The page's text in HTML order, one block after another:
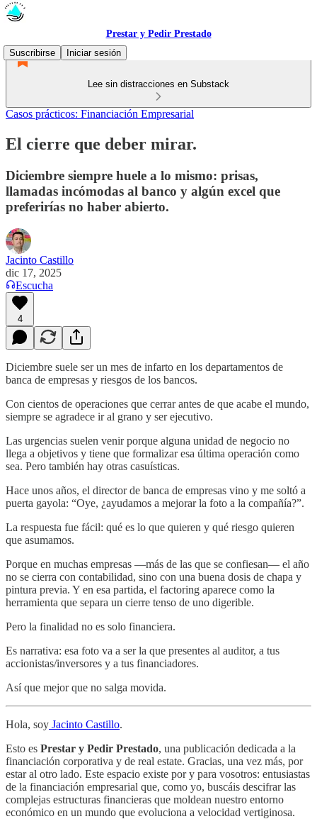
Prestar y Pedir Prestado
Suscribirse
Iniciar sesión
Lee sin distracciones en Substack
Casos prácticos: Financiación Empresarial
El cierre que deber mirar.
Diciembre siempre huele a lo mismo: prisas,
llamadas incómodas al banco y algún excel que
preferirías no haber abierto.
Jacinto Castillo
dic 17, 2025
Escucha
4
Diciembre suele ser un mes de infarto en los departamentos de
banca de empresas y riesgos de los bancos.
Con cientos de operaciones que cerrar antes de que acabe el mundo,
siempre se agradece ir al grano y ser ejecutivo.
Las urgencias suelen venir porque alguna unidad de negocio no
llega a objetivos y tiene que formalizar esa última operación como
sea. Pero también hay otras casuísticas.
Hace unos años, el director de banca de empresas vino y me soltó a
puerta gayola: “Oye, ¿ayudamos a mejorar la foto a la compañía?”.
La respuesta fue fácil: qué es lo que quieren y qué riesgo quieren
que asumamos.
Porque en muchas empresas —más de las que se confiesan— el año
no se cierra con contabilidad, sino con una buena dosis de chapa y
pintura previa. Y en esa partida, el factoring aparece como la
herramienta que separa un cierre tenso de uno digerible.
Pero la finalidad no es solo financiera.
Es narrativa: esa foto va a ser la que presentes al auditor, a tus
accionistas/inversores y a tus financiadores.
Así que mejor que no salga movida.
Hola, soy Jacinto Castillo.
Esto es Prestar y Pedir Prestado, una publicación dedicada a la
financiación corporativa y de real estate. Gracias, una vez más, por
estar al otro lado. Este espacio existe por y para vosotros: entusiastas
de la financiación empresarial que, como yo, buscáis descifrar las
complejas estructuras financieras que moldean nuestro entorno
económico en un mundo que evoluciona a velocidad vertiginosa.